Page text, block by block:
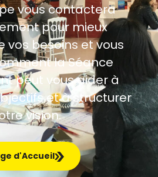
vous contactera
pour mieux
vos besoins et vous
la Séance
peut vous aider à
et à structurer
vision.
d'Accueil